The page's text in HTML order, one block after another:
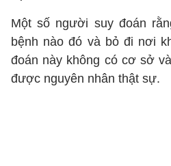
Một số người suy đoán
bệnh nào đó và bỏ đi nơi
đoán này không có cơ sở
được nguyên nhân thật sự.